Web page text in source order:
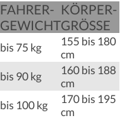
FAHRER­
GEWICHT
KÖRPER­
GRÖSSE
bis 75 kg
155 bis 180
cm
bis 90 kg
160 bis 188
cm
bis 100 kg
170 bis 195
cm